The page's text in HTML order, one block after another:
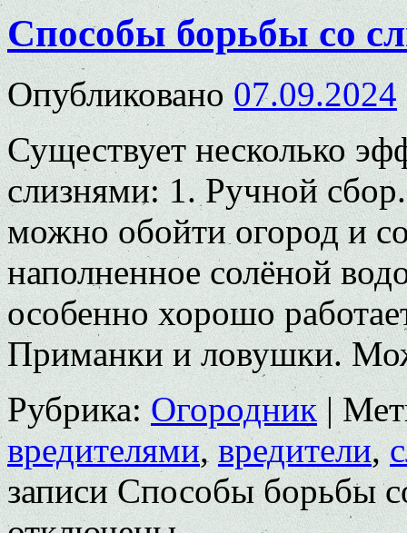
Способы борьбы со
Опубликовано 07.09.2024
Существует несколько
слизнями: 1. Ручной
можно обойти огород и
наполненное солёной
особенно хорошо
Приманки и ловушки.
Рубрика: Огородник |
вредителями,вредители,
записи Способы борьбы